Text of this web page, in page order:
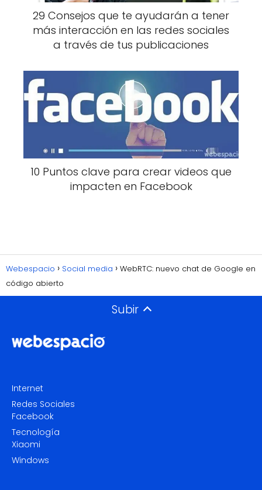
29 Consejos que te ayudarán a tener
más interacción en las redes sociales
a través de tus publicaciones
10 Puntos clave para crear videos que
impacten en Facebook
Webespacio Social media
WebRTC: nuevo chat de Google en
código abierto
Subir
Internet
Redes Sociales
Facebook
Tecnología
Xiaomi
Windows